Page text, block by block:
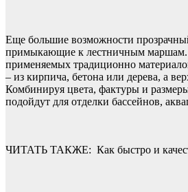
Еще большие возможности
примыкающие к лестничным маршам.
применяемых традиционно
– из кирпича, бетона или дерева, а
Комбинируя цвета, фактуры и
подойдут для отделки бассейнов,
ЧИТАТЬ ТАКЖЕ: Как быстро и